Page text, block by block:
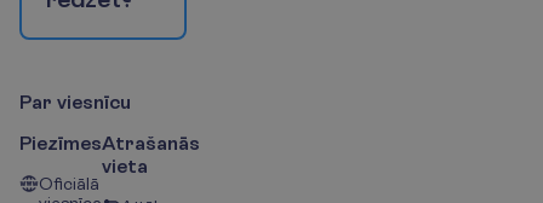
Par viesnīcu
Piezīmes
Oficiālā
Atrašanās
vieta